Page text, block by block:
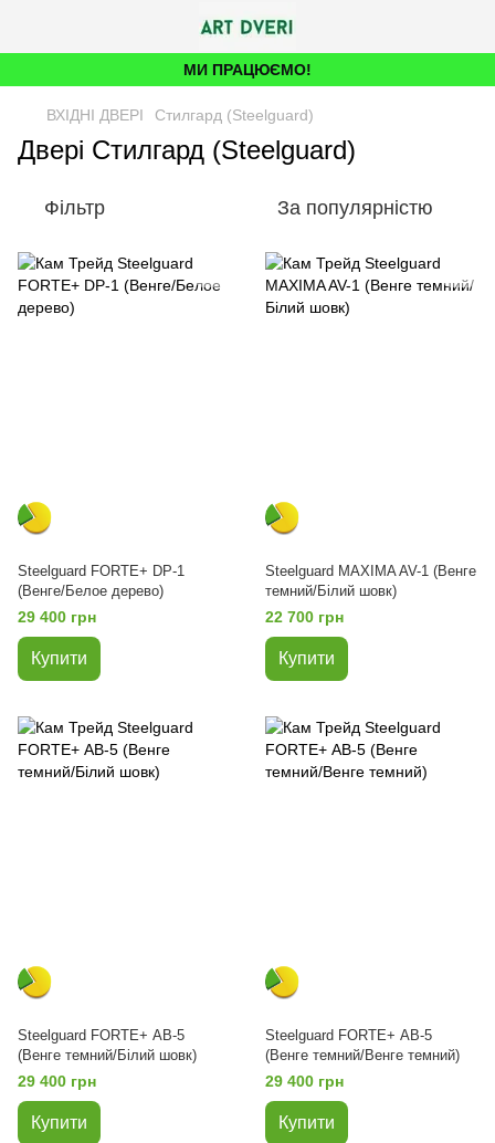
МИ ПРАЦЮЄМО!
ВХІДНІ ДВЕРІ Стилгард (Steelguard)
Двері Стилгард (Steelguard)
Фільтр За популярністю
Steelguard FORTE+ DP-1
(Венге/Белое дерево)
29 400 грн
Купити
Steelguard MAXIMA AV-1 (Венге
темний/Білий шовк)
22 700 грн
Купити
Steelguard FORTE+ АВ-5
(Венге темний/Білий шовк)
29 400 грн
Купити
Steelguard FORTE+ АВ-5
(Венге темний/Венге темний)
29 400 грн
Купити